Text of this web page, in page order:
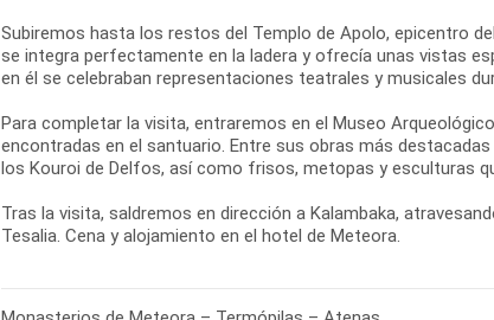
Subiremos hasta los restos del Templo de Apolo, epicentro
se integra perfectamente en la ladera y ofrecía unas vistas
en él se celebraban representaciones teatrales y musicales
Para completar la visita, entraremos en el Museo
encontradas en el santuario. Entre sus obras más
los Kouroi de Delfos, así como frisos, metopas y esculturas
Tras la visita, saldremos en dirección a Kalambaka,
Tesalia. Cena y alojamiento en el hotel de Meteora.